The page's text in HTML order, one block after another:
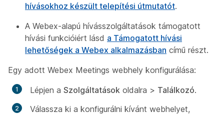
hívásokhoz készült telepítési útmutatót.
A Webex-alapú hívásszolgáltatások támogatott
hívási funkcióiért lásd a Támogatott hívási
lehetőségek a Webex alkalmazásban című részt.
Egy adott Webex Meetings webhely konfigurálása:
Lépjen a Szolgáltatások oldalra > Találkozó.
Válassza ki a konfigurálni kívánt webhelyet,